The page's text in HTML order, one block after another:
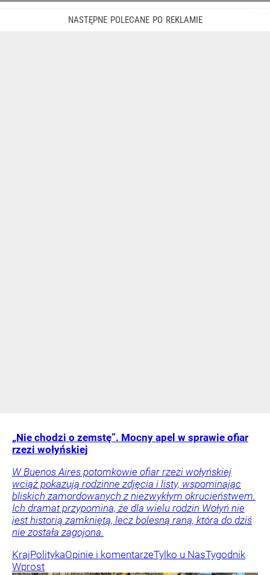
„Nie chodzi o zemstę”. Mocny apel w sprawie ofiar
rzezi wołyńskiej
W Buenos Aires potomkowie ofiar rzezi wołyńskiej
wciąż pokazują rodzinne zdjęcia i listy, wspominając
bliskich zamordowanych z niezwykłym okrucieństwem.
Ich dramat przypomina, że dla wielu rodzin Wołyń nie
jest historią zamkniętą, lecz bolesną raną, która do dziś
nie została zagojona.
KrajPolitykaOpinie i komentarzeTylko u NasTygodnik
Wprost